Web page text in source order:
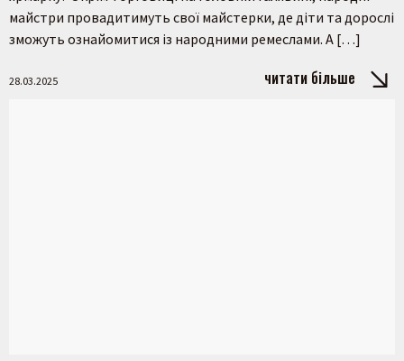
майстри провадитимуть свої майстерки, де діти та дорослі
зможуть ознайомитися із народними ремеслами. А […]
28.03.2025 читати більше